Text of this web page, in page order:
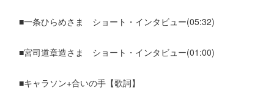
■一条ひらめさま ショート・インタビュー(05:32)
■宮司道章造さま ショート・インタビュー(01:00)
■キャラソン+合いの手【歌詞】